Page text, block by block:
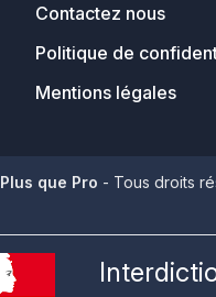
Contactez nous
Politique de
Mentions légales
Plus que Pro - Tous droits